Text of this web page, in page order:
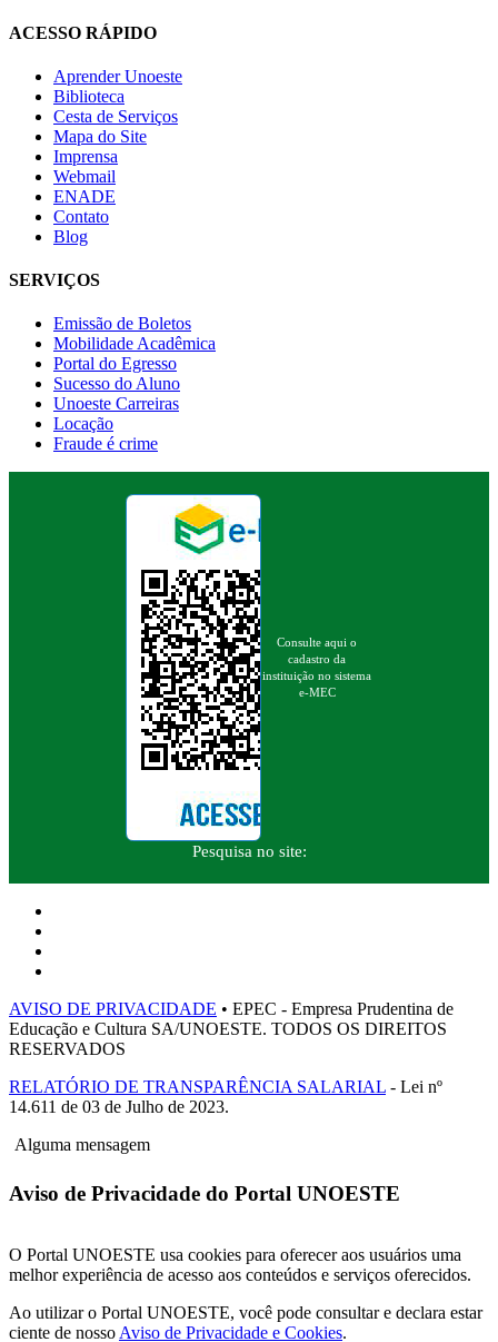
ACESSO RÁPIDO
Aprender Unoeste
Biblioteca
Cesta de Serviços
Mapa do Site
Imprensa
Webmail
ENADE
Contato
Blog
SERVIÇOS
Emissão de Boletos
Mobilidade Acadêmica
Portal do Egresso
Sucesso do Aluno
Unoeste Carreiras
Locação
Fraude é crime
Consulte aqui o
cadastro da
instituição no sistema
e-MEC
Pesquisa no site:
AVISO DE PRIVACIDADE • EPEC - Empresa Prudentina de
Educação e Cultura SA/UNOESTE. TODOS OS DIREITOS
RESERVADOS
RELATÓRIO DE TRANSPARÊNCIA SALARIAL - Lei nº
14.611 de 03 de Julho de 2023.
Alguma mensagem
Aviso de Privacidade do Portal UNOESTE
O Portal UNOESTE usa cookies para oferecer aos usuários uma
melhor experiência de acesso aos conteúdos e serviços oferecidos.
Ao utilizar o Portal UNOESTE, você pode consultar e declara estar
ciente de nosso Aviso de Privacidade e Cookies.